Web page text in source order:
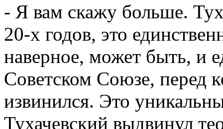
- Я вам скажу больше.
20-х годов, это
наверное, может быть, и
Советском Союзе, перед
извинился. Это
Тухачевский выдвинул